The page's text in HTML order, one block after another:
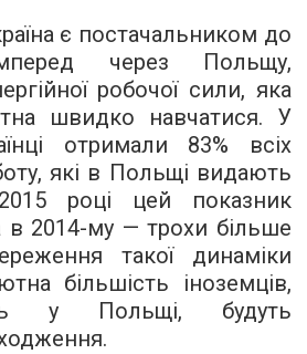
є постачальником до
через Польщу,
робочої сили, яка
швидко навчатися. У
отримали 83% всіх
які в Польщі видають
році цей показник
в 2014-му — трохи більше
такої динаміки
більшість іноземців,
у Польщі, будуть